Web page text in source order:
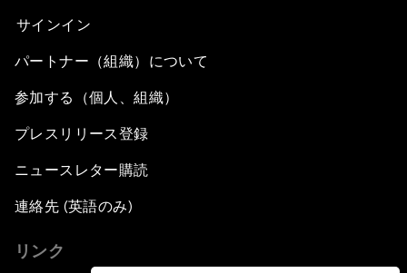
サインイン
パートナー（組織）について
参加する（個人、組織）
プレスリリース登録
ニュースレター購読
連絡先 (英語のみ)
リンク